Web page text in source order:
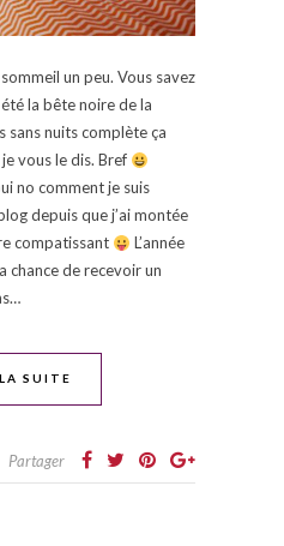
un peu. Vous savez
la bête noire de la
sans nuits complète ça
vous le dis. Bref
no comment je suis
depuis que j’ai montée
compatissant
L’année
chance de recevoir un
SUITE
Partager